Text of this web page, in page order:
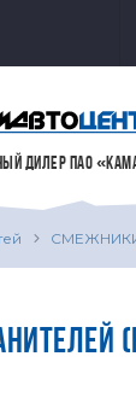
ДИЛЕР ПАО